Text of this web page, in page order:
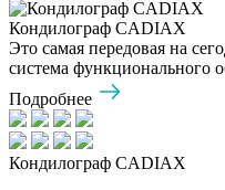
Кондилограф CADIAX
Это самая передовая на
система функционального
Подробнее
Кондилограф CADIAX